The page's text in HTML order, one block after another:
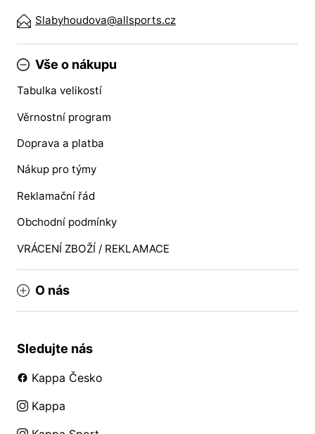
Slabyhoudova@allsports.cz
Vše o nákupu
Tabulka velikostí
Věrnostní program
Doprava a platba
Nákup pro týmy
Reklamační řád
Obchodní podmínky
VRÁCENÍ ZBOŽÍ / REKLAMACE
O nás
Sledujte nás
Kappa Česko
Kappa